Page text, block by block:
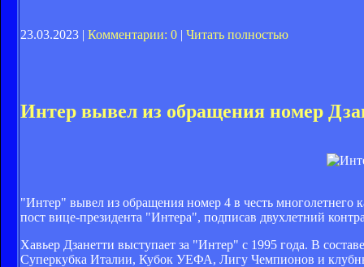
23.03.2023 | Комментарии: 0 | Читать полностью
Интер вывел из обращения номер
"Интер" вывел из обращения номер 4 в честь многолетнего
пост вице-президента "Интера", подписав двухлетний
Хавьер Дзанетти выступает за "Интер" с 1995 года. В
Суперкубка Италии, Кубок УЕФА, Лигу Чемпионов и